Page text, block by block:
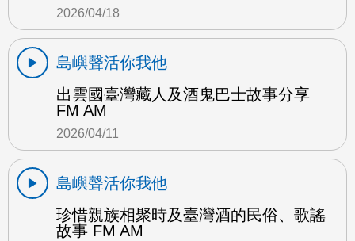
2026/04/18
島嶼聲活你我他
出雲國臺灣藏人及酒鬼巴士故事分享
FM AM
2026/04/11
島嶼聲活你我他
珍惜親族相聚時及臺灣酒的民俗、歌謠
故事 FM AM